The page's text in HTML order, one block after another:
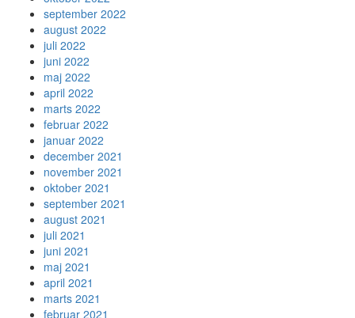
september 2022
august 2022
juli 2022
juni 2022
maj 2022
april 2022
marts 2022
februar 2022
januar 2022
december 2021
november 2021
oktober 2021
september 2021
august 2021
juli 2021
juni 2021
maj 2021
april 2021
marts 2021
februar 2021